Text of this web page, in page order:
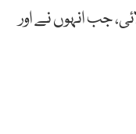
دلائی، جب انہوں نے اور